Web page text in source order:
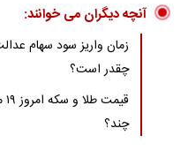
آنچه دیگران می خوانند:
چقدر است؟
چند؟